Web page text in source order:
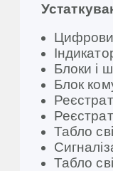
Блоки і
Блок
Табло
Табло